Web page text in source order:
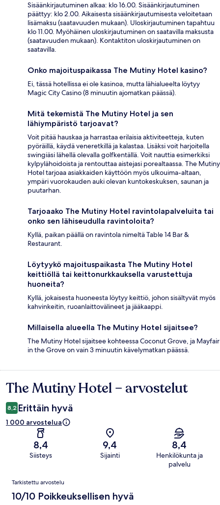
Sisäänkirjautuminen alkaa: klo 16.00. Sisäänkirjautuminen
päättyy: klo 2.00. Aikaisesta sisäänkirjautumisesta veloitetaan
lisämaksu (saatavuuden mukaan). Uloskirjautuminen tapahtuu
klo 11.00. Myöhäinen uloskirjautuminen on saatavilla maksusta
(saatavuuden mukaan). Kontaktiton uloskirjautuminen on
saatavilla.
Onko majoituspaikassa The Mutiny Hotel kasino?
Ei, tässä hotellissa ei ole kasinoa, mutta lähialueelta löytyy
Magic City Casino (8 minuutin ajomatkan päässä).
Mitä tekemistä The Mutiny Hotel ja sen
lähiympäristö tarjoavat?
Voit pitää hauskaa ja harrastaa erilaisia aktiviteetteja, kuten
pyöräillä, käydä veneretkillä ja kalastaa. Lisäksi voit harjoitella
swingiäsi lähellä olevalla golfkentällä. Voit nauttia esimerkiksi
kylpylähoidoista ja rentouttaa aistejasi porealtaassa. The Mutiny
Hotel tarjoaa asiakkaiden käyttöön myös ulkouima-altaan,
ympäri vuorokauden auki olevan kuntokeskuksen, saunan ja
puutarhan.
Tarjoaako The Mutiny Hotel ravintolapalveluita tai
onko sen lähiseudulla ravintoloita?
Kyllä, paikan päällä on ravintola nimeltä Table 14 Bar &
Restaurant.
Löytyykö majoituspaikasta The Mutiny Hotel
keittiöllä tai keittonurkkauksella varustettuja
huoneita?
Kyllä, jokaisesta huoneesta löytyy keittiö, johon sisältyvät myös
kahvinkeitin, ruoanlaittovälineet ja jääkaappi.
Millaisella alueella The Mutiny Hotel sijaitsee?
The Mutiny Hotel sijaitsee kohteessa Coconut Grove, ja Mayfair
in the Grove on vain 3 minuutin kävelymatkan päässä.
Arvostelut
The Mutiny Hotel – arvostelut
8,2 Erittäin hyvä
1 000 arvostelua
8,4
Siisteys
9,4
Sijainti
8,4
Henkilökunta ja
palvelu
Arvostelut
Tarkistettu arvostelu
10/10 Poikkeuksellisen hyvä